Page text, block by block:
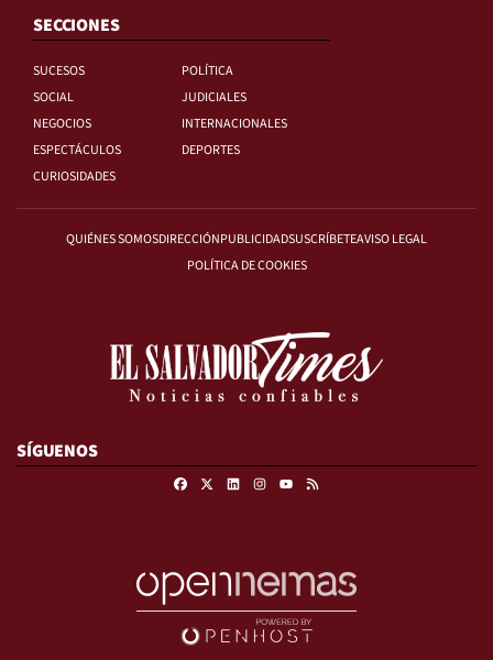
SECCIONES
SUCESOS
POLÍTICA
SOCIAL
JUDICIALES
NEGOCIOS
INTERNACIONALES
ESPECTÁCULOS
DEPORTES
CURIOSIDADES
QUIÉNES SOMOSDIRECCIÓNPUBLICIDADSUSCRÍBETEAVISO LEGAL
POLÍTICA DE COOKIES
SÍGUENOS
FacebookLinkedinInstagram